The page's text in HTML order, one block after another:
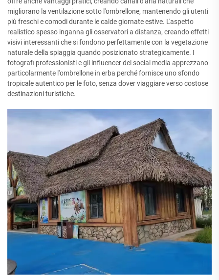
migliorano la ventilazione sotto l'ombrellone, mantenendo gli utenti
più freschi e comodi durante le calde giornate estive. L'aspetto
realistico spesso inganna gli osservatori a distanza, creando effetti
visivi interessanti che si fondono perfettamente con la vegetazione
naturale della spiaggia quando posizionato strategicamente. I
fotografi professionisti e gli influencer dei social media apprezzano
particolarmente l'ombrellone in erba perché fornisce uno sfondo
tropicale autentico per le foto, senza dover viaggiare verso costose
destinazioni turistiche.